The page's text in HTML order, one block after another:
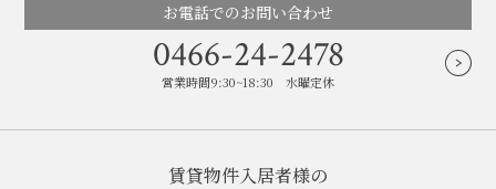
お電話でのお問い合わせ
0466-24-2478
営業時間9:30~18:30 水曜定休
賃貸物件入居者様の